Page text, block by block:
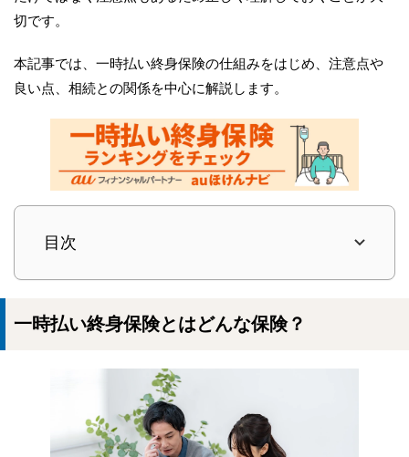
切です。
本記事では、一時払い終身保険の仕組みをはじめ、注意点や
良い点、相続との関係を中心に解説します。
目次
一時払い終身保険とはどんな保険？